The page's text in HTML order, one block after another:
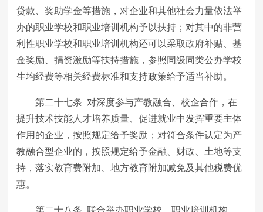
贷款、奖助学金等措施，对企业和其他社会力量依法举
办的职业学校和职业培训机构予以扶持；对其中的非营
利性职业学校和职业培训机构还可以采取政府补贴、基
金奖励、捐资激励等扶持措施，参照同级同类公办学校
生均经费等相关经费标准和支持政策给予适当补助。
第二十七条 对深度参与产教融合、校企合作，在
提升技术技能人才培养质量、促进就业中发挥重要主体
作用的企业，按照规定给予奖励；对符合条件认定为产
教融合型企业的，按照规定给予金融、财政、土地等支
持，落实教育费附加、地方教育附加减免及其他税费优
惠。
第二十八条 联合举办职业学校、职业培训机构